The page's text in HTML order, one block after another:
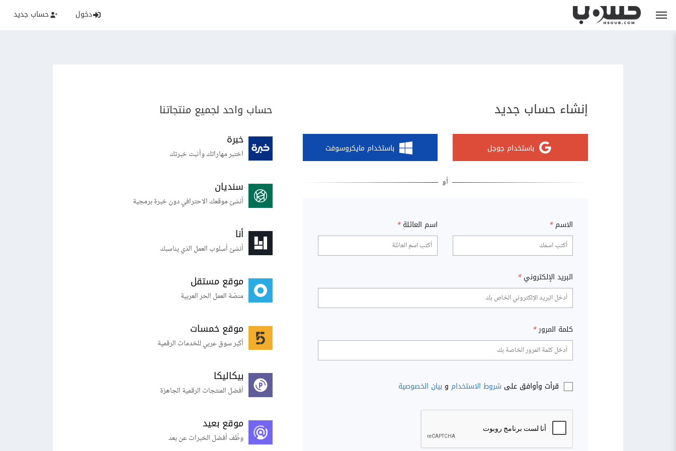
دخول حساب جديد
إنشاء حساب جديد
باستخدام جوجل باستخدام مايكروسوفت
الاسم * اسم العائلة *
البريد الإلكتروني *
كلمة المرور*
قرأت وأوافق على شروط الاستخدام و بيان الخصوصية
حساب واحد لجميع منتجاتنا
خبرة
اختبر مهاراتك وأثبت خبرتك
سنديان
أنشئ موقعك الاحترافي دون خبرة برمجية
أنا
أنشئ أسلوب العمل الذي يناسبك
موقع مستقل
منصّة العمل الحر العربية
موقع خمسات
أكبر سوق عربي للخدمات الرقمية
بيكاليكا
أفضل المنتجات الرقمية الجاهزة
موقع بعيد
وظّف أفضل الخبرات عن بعد